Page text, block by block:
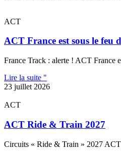
ACT
ACT France est sous le feu
France Track : alerte ! ACT France
Lire la suite "
23 juillet 2026
ACT
ACT Ride & Train 2027
Circuits « Ride & Train » 2027 ACT